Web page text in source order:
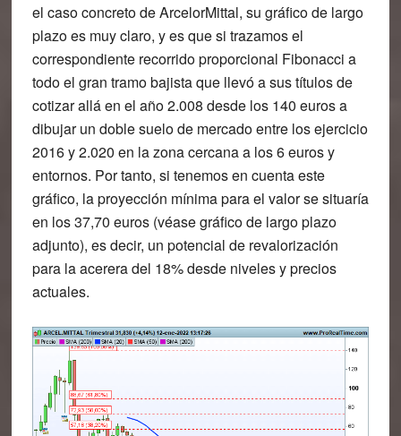
el caso concreto deArcelorMittal, su gráfico de largo
plazo es muy claro, y es que si trazamos el
correspondiente recorrido proporcional Fibonacci a
todo el gran tramo bajista que llevó a sus títulos de
cotizar allá en el año 2.008 desde los 140 euros a
dibujar un doble suelo de mercado entre los ejercicio
2016 y 2.020 en la zona cercana a los 6 euros y
entornos. Por tanto, si tenemos en cuenta este
gráfico, la proyección mínima para el valor se situaría
en los 37,70 euros (véase gráfico de largo plazo
adjunto), es decir, un potencial de revalorización
para la acerera del 18% desde niveles y precios
actuales.